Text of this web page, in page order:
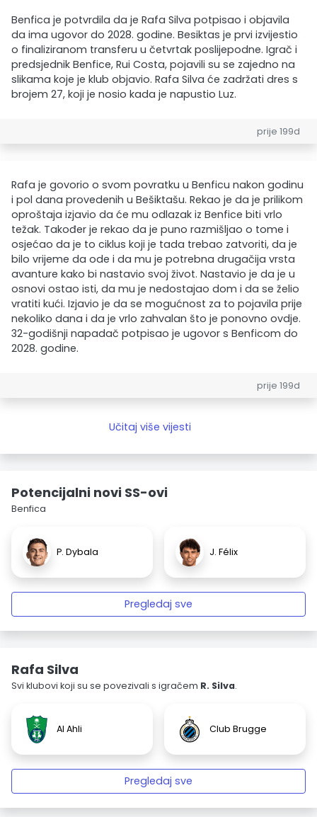
Benfica je potvrdila da je Rafa Silva potpisao i objavila
da ima ugovor do 2028. godine. Besiktas je prvi izvijestio
o finaliziranom transferu u četvrtak poslijepodne. Igrač i
predsjednik Benfice, Rui Costa, pojavili su se zajedno na
slikama koje je klub objavio. Rafa Silva će zadržati dres s
brojem 27, koji je nosio kada je napustio Luz.
prije 199d
Rafa je govorio o svom povratku u Benficu nakon godinu
i pol dana provedenih u Bešiktašu. Rekao je da je prilikom
oproštaja izjavio da će mu odlazak iz Benfice biti vrlo
težak. Također je rekao da je puno razmišljao o tome i
osjećao da je to ciklus koji je tada trebao zatvoriti, da je
bilo vrijeme da ode i da mu je potrebna drugačija vrsta
avanture kako bi nastavio svoj život. Nastavio je da je u
osnovi ostao isti, da mu je nedostajao dom i da se želio
vratiti kući. Izjavio je da se mogućnost za to pojavila prije
nekoliko dana i da je vrlo zahvalan što je ponovno ovdje.
32-godišnji napadač potpisao je ugovor s Benficom do
2028. godine.
prije 199d
Učitaj više vijesti
Potencijalni novi SS-ovi
Benfica
P. Dybala J. Félix
Pregledaj sve
Rafa Silva
Svi klubovi koji su se povezivali s igračem R. Silva.
Al Ahli Club Brugge
Pregledaj sve